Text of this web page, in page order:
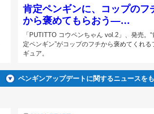
肯定ペンギンに、コップのフ
から褒めてもらおう―…
「PUTITTO コウペンちゃん vol.2」、発売。“
定ペンギン”がコップのフチから褒めてくれる
ギュア。
ペンギンアップデートに関するニュースを